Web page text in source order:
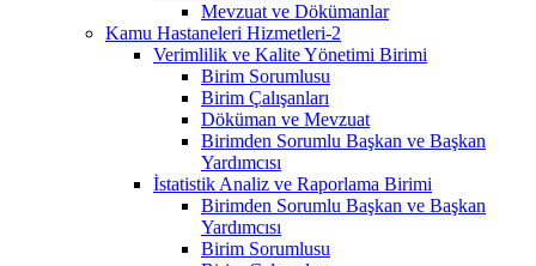
Mevzuat ve Dökümanlar
Kamu Hastaneleri Hizmetleri-2
Verimlilik ve Kalite Yönetimi Birimi
Birim Sorumlusu
Birim Çalışanları
Döküman ve Mevzuat
Birimden Sorumlu Başkan ve Başkan
Yardımcısı
İstatistik Analiz ve Raporlama Birimi
Birimden Sorumlu Başkan ve Başkan
Yardımcısı
Birim Sorumlusu